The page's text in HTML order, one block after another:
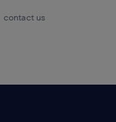
contact us